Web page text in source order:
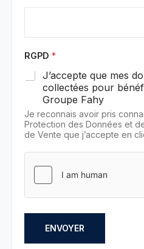
RGPD *
J’accepte que mes
collectées pour
Groupe Fahy
Je reconnais avoir pris
Protection des Données et
de Vente que j’accepte en
ENVOYER